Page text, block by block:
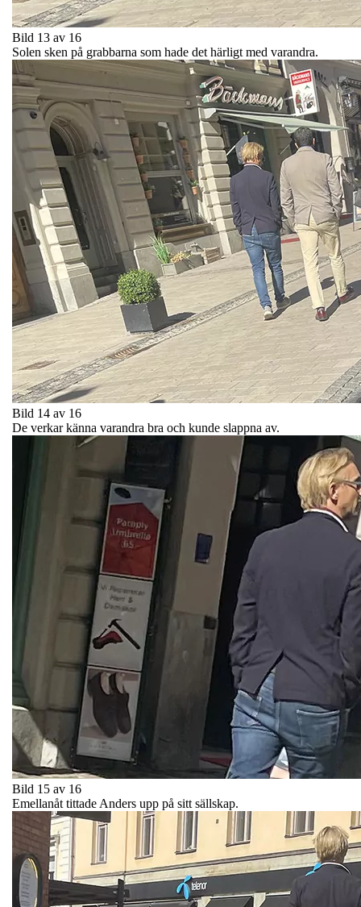
Bild 13 av 16
Solen sken på grabbarna som hade det härligt med varandra.
Bild 14 av 16
De verkar känna varandra bra och kunde slappna av.
Bild 15 av 16
Emellanåt tittade Anders upp på sitt sällskap.